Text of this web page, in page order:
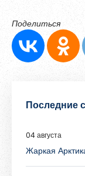
Поделиться
Последние
04 августа
Жаркая
Пароль должен
и один
Обновить